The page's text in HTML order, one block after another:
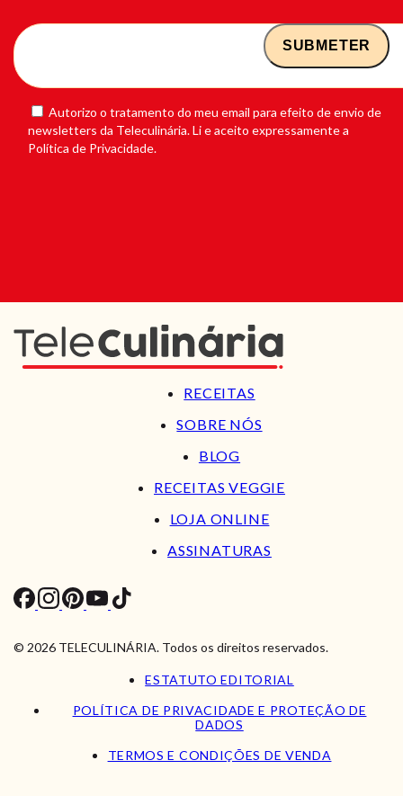
Autorizo o tratamento do meu email para efeito de envio de
newsletters da Teleculinária. Li e aceito expressamente a
Política de Privacidade.
RECEITAS
SOBRE NÓS
BLOG
RECEITAS VEGGIE
LOJA ONLINE
ASSINATURAS
© 2026 TELECULINÁRIA. Todos os direitos reservados.
ESTATUTO EDITORIAL
POLÍTICA DE PRIVACIDADE E PROTEÇÃO DE
DADOS
TERMOS E CONDIÇÕES DE VENDA